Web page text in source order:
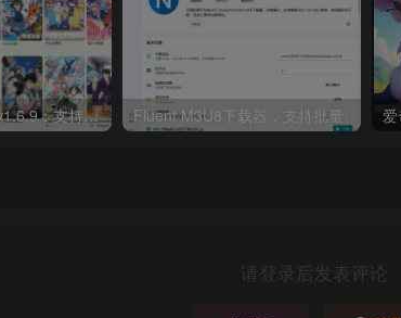
Kazumi番剧采集v1.6.9：支持自定义规则+在线观看+弹幕，跨平台下载 Fluent M3U8下载器，支持批量
请登录后发表评论